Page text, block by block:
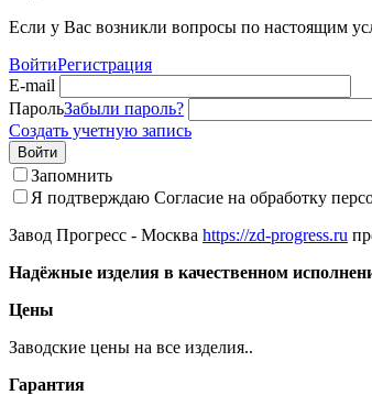
Если у Вас возникли вопросы по настоящим
ВойтиРегистрация
E-mail
ПарольЗабыли пароль?
Создать учетную запись
Войти
Запомнить
Я подтверждаю Согласие на обработку
Завод Прогресс - Москва https://zd-progress.ru
Надёжные изделия в качественном
Цены
Заводские цены на все изделия..
Гарантия